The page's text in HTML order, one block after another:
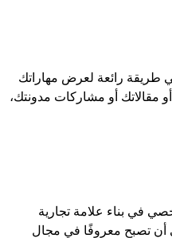
طريقة رائعة لعرض مهاراتك
مقالاتك أو مشاركات مدونتك،
في بناء علامة تجارية
تصبح معروفًا في مجال